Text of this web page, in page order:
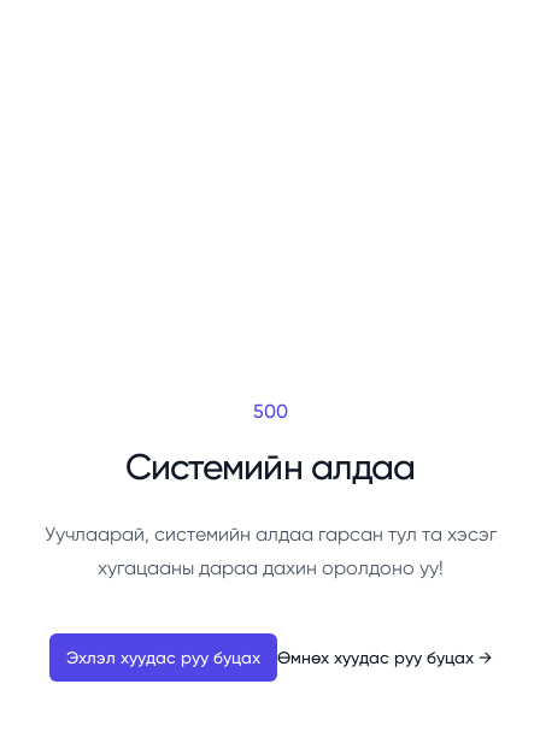
500
Системийн алдаа
Уучлаарай, системийн алдаа гарсан тул та хэсэг
хугацааны дараа дахин оролдоно уу!
Эхлэл хуудас руу буцах Өмнөх хуудас руу буцах →